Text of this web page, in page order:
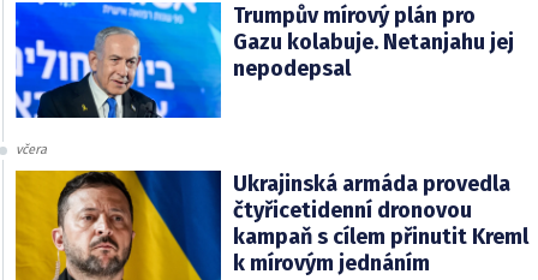
Trumpův mírový plán pro
Gazu kolabuje. Netanjahu jej
nepodepsal
včera
Ukrajinská armáda provedla
čtyřicetidenní dronovou
kampaň s cílem přinutit Kreml
k mírovým jednáním